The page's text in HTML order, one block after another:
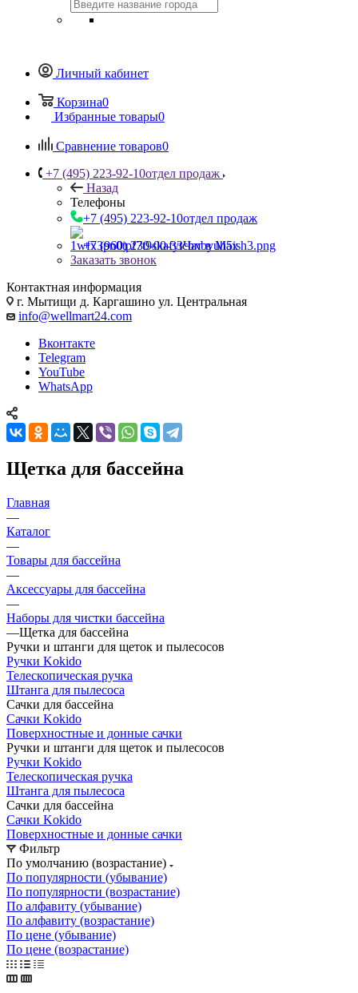
Личный кабинет
Корзина0
Избранные товары0
Сравнение товаров0
+7 (495) 223-92-10отдел продаж
Назад
Телефоны
+7 (495) 223-92-10отдел продаж
+7 (960) 230-00-33Чат в Max
Заказать звонок
Контактная информация
г. Мытищи д. Каргашино ул. Центральная
info@wellmart24.com
Вконтакте
Telegram
YouTube
WhatsApp
Щетка для бассейна
Главная
—
Каталог
—
Товары для бассейна
—
Аксессуары для бассейна
—
Наборы для чистки бассейна
—Щетка для бассейна
Ручки и штанги для щеток и пылесосов
Ручки Kokido
Телескопическая ручка
Штанга для пылесоса
Сачки для бассейна
Сачки Kokido
Поверхностные и донные сачки
Ручки и штанги для щеток и пылесосов
Ручки Kokido
Телескопическая ручка
Штанга для пылесоса
Сачки для бассейна
Сачки Kokido
Поверхностные и донные сачки
Фильтр
По умолчанию (возрастание)
По популярности (убывание)
По популярности (возрастание)
По алфавиту (убывание)
По алфавиту (возрастание)
По цене (убывание)
По цене (возрастание)